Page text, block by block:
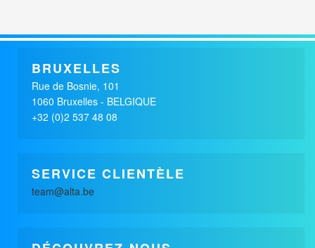
ST ELOI
alimentaire / fmcg
BRUXELLES
Rue de Bosnie, 101
1060 Bruxelles - BELGIQUE
+32 (0)2 537 48 08
SERVICE CLIENTÈLE
team@alta.be